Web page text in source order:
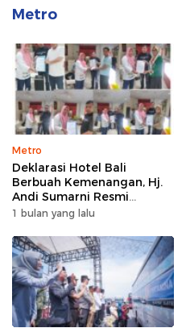
Metro
Metro
Deklarasi Hotel Bali
Berbuah Kemenangan, Hj.
Andi Sumarni Resmi
Nahkodai DPW FK PKBM
1 bulan yang lalu